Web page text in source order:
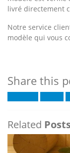
livré directement
Notre service
modèle qui vous
Share this
Related Posts